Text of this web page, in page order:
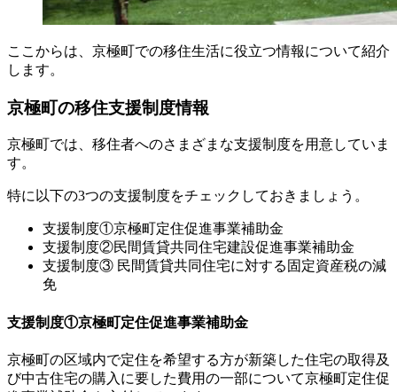
ここからは、京極町での移住生活に役立つ情報について紹介
します。
京極町の移住支援制度情報
京極町では、移住者へのさまざまな支援制度を用意していま
す。
特に以下の3つの支援制度をチェックしておきましょう。
支援制度①京極町定住促進事業補助金
支援制度②民間賃貸共同住宅建設促進事業補助金
支援制度③ 民間賃貸共同住宅に対する固定資産税の減
免
支援制度①京極町定住促進事業補助金
京極町の区域内で定住を希望する方が新築した住宅の取得及
び中古住宅の購入に要した費用の一部について京極町定住促